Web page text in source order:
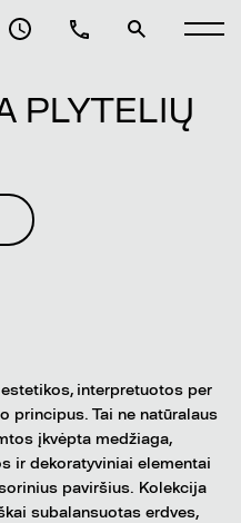
PLYTELIŲ
interpretuotos per
principus. Tai ne natūralaus
įkvėpta medžiaga,
ir dekoratyviniai elementai
paviršius. Kolekcija
subalansuotas erdves,